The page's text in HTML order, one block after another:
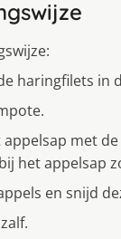
haringfilets in
appelsap met
het appelsap
en snijd